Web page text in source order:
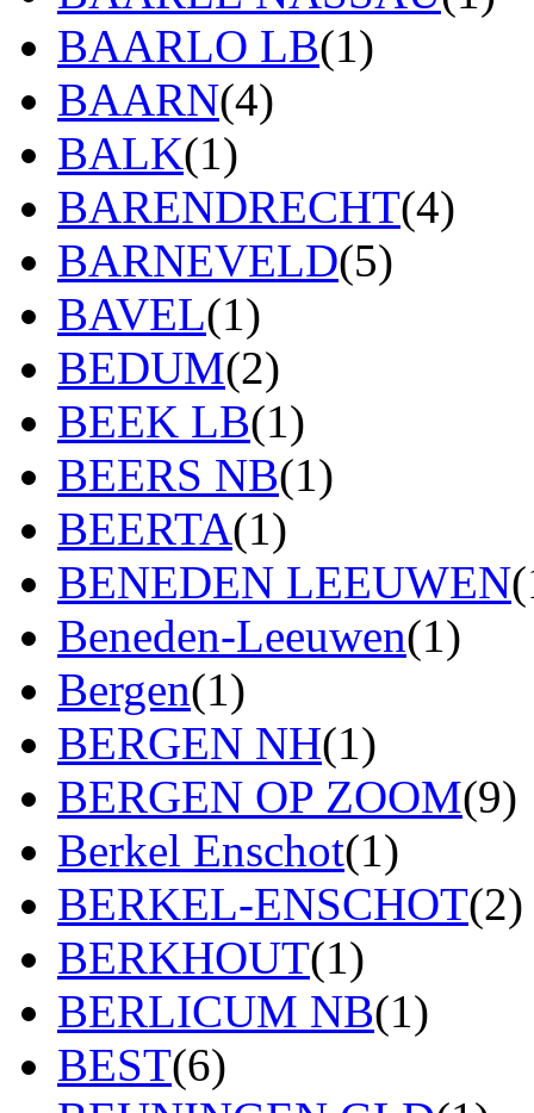
BAARLO LB(1)
BAARN(4)
BALK(1)
BARENDRECHT(4)
BARNEVELD(5)
BAVEL(1)
BEDUM(2)
BEEK LB(1)
BEERS NB(1)
BEERTA(1)
BENEDEN LEEUWEN
Beneden-Leeuwen(1)
Bergen(1)
BERGEN NH(1)
BERGEN OP ZOOM(9)
Berkel Enschot(1)
BERKEL-ENSCHOT(2)
BERKHOUT(1)
BERLICUM NB(1)
BEST(6)